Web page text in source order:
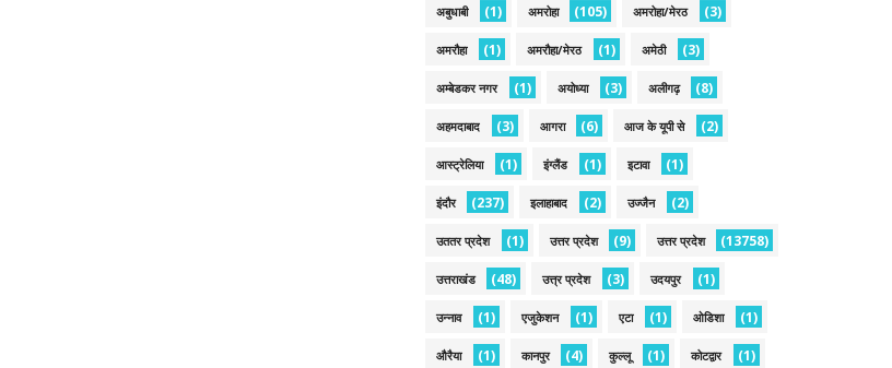
अबुधाबी (1) अमरोहा (105) अमरोहा/मेरठ (3)
अमरौहा (1) अमरौहा/मेरठ (1) अमेठी (3)
अम्बेडकर नगर (1) अयोध्या (3) अलीगढ़ (8)
अहमदाबाद (3) आगरा (6) आज के यूपी से (2)
आस्ट्रेलिया (1) इंग्लैंड (1) इटावा (1)
इंदौर (237) इलाहाबाद (2) उज्जैन (2)
उततर प्रदेश (1) उत्तर प्रदेश (9) उत्तर प्रदेश (13758)
उत्तराखंड (48) उत्त्र प्रदेश (3) उदयपुर (1)
उन्नाव (1) एजुकेशन (1) एटा (1) ओडिशा (1)
औरैया (1) कानपुर (4) कुल्लू (1) कोटद्वार (1)